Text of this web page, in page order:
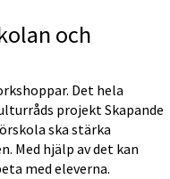
och
Det hela
projekt Skapande
ska stärka
Med hjälp av det kan
med eleverna.